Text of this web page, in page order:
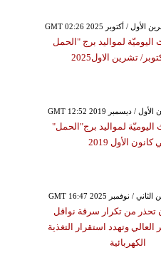
اليوميّة لمواليد برج "الحمل
تشرين الاول2025
اليوميّة لمواليد برج"الحمل"
كانون الأول 2019
تحذر من تكرار سرقة نواقل
وتهدد استقرار التغذية
الكهربائية